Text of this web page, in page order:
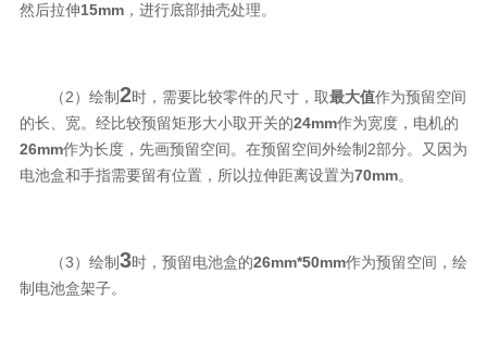
然后拉伸15mm，进行底部抽壳处理。
（2）绘制2时，需要比较零件的尺寸，取最大值作为预留空间
的长、宽。经比较预留矩形大小取开关的24mm作为宽度，电机的
26mm作为长度，先画预留空间。在预留空间外绘制2部分。又因为
电池盒和手指需要留有位置，所以拉伸距离设置为70mm。
（3）绘制3时，预留电池盒的26mm*50mm作为预留空间，绘
制电池盒架子。